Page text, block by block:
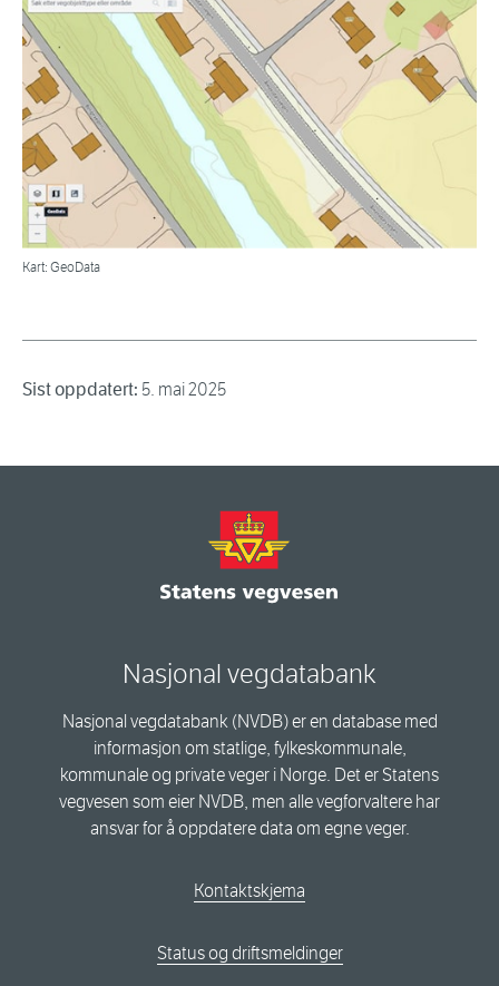
Kart: GeoData
Sist oppdatert: 5. mai 2025
Nasjonal vegdatabank
Nasjonal vegdatabank (NVDB) er en database med
informasjon om statlige, fylkeskommunale,
kommunale og private veger i Norge. Det er Statens
vegvesen som eier NVDB, men alle vegforvaltere har
ansvar for å oppdatere data om egne veger.
Kontaktskjema
Status og driftsmeldinger